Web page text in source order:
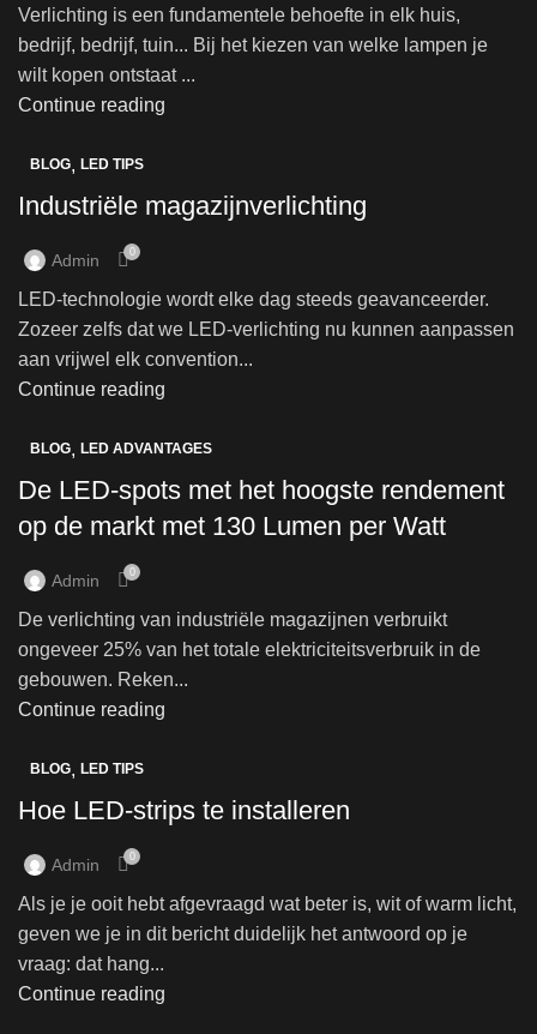
Verlichting is een fundamentele behoefte in elk huis,
bedrijf, bedrijf, tuin... Bij het kiezen van welke lampen je
wilt kopen ontstaat ...
Continue reading
BLOG, LED TIPS
Industriële magazijnverlichting
Admin 0
LED-technologie wordt elke dag steeds geavanceerder.
Zozeer zelfs dat we LED-verlichting nu kunnen aanpassen
aan vrijwel elk convention...
Continue reading
BLOG, LED ADVANTAGES
De LED-spots met het hoogste rendement
op de markt met 130 Lumen per Watt
Admin 0
De verlichting van industriële magazijnen verbruikt
ongeveer 25% van het totale elektriciteitsverbruik in de
gebouwen. Reken...
Continue reading
BLOG, LED TIPS
Hoe LED-strips te installeren
Admin 0
Als je je ooit hebt afgevraagd wat beter is, wit of warm licht,
geven we je in dit bericht duidelijk het antwoord op je
vraag: dat hang...
Continue reading